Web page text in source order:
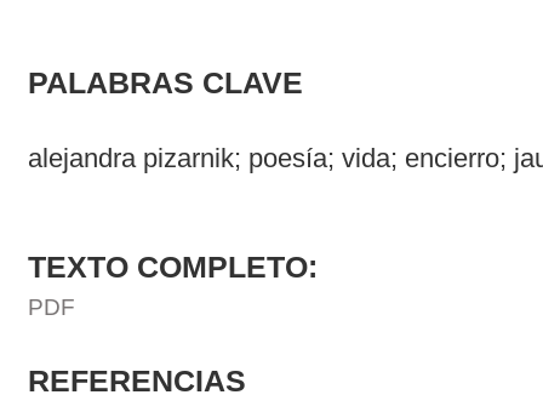
PALABRAS CLAVE
alejandra pizarnik; poesía; vida; encierro;
TEXTO COMPLETO:
PDF
REFERENCIAS